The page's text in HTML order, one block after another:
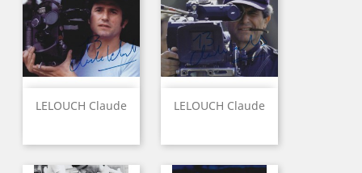
LELOUCH Claude LELOUCH Claude